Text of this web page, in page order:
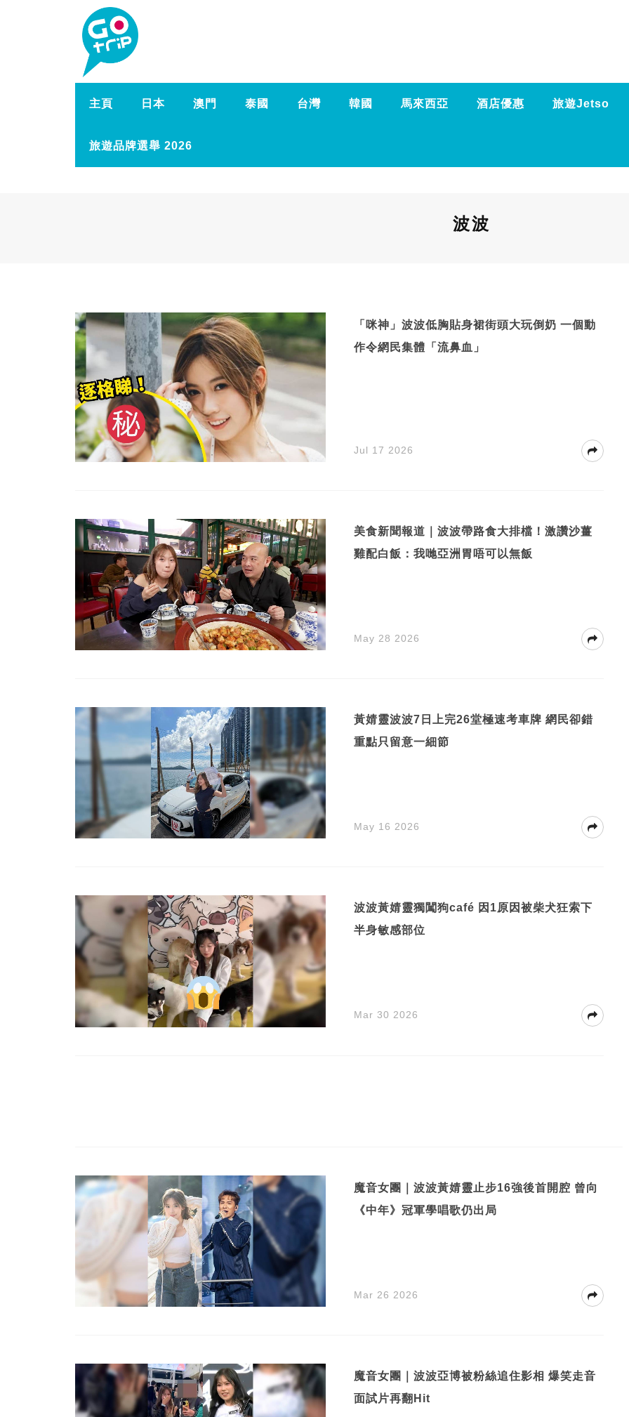
主頁 日本 澳門 泰國 台灣 韓國 馬來西亞 酒店優惠 旅遊Jetso
旅遊品牌選舉 2026
波波
「咪神」波波低胸貼身裙街頭大玩倒奶 一個動
作令網民集體「流鼻血」
Jul 17 2026
美食新聞報道｜波波帶路食大排檔！激讚沙薑
雞配白飯：我哋亞洲胃唔可以無飯
May 28 2026
黃婧靈波波7日上完26堂極速考車牌 網民卻錯
重點只留意一細節
May 16 2026
波波黃婧靈獨闖狗café 因1原因被柴犬狂索下
半身敏感部位
Mar 30 2026
魔音女團｜波波黃婧靈止步16強後首開腔 曾向
《中年》冠軍學唱歌仍出局
Mar 26 2026
魔音女團｜波波亞博被粉絲追住影相 爆笑走音
面試片再翻Hit